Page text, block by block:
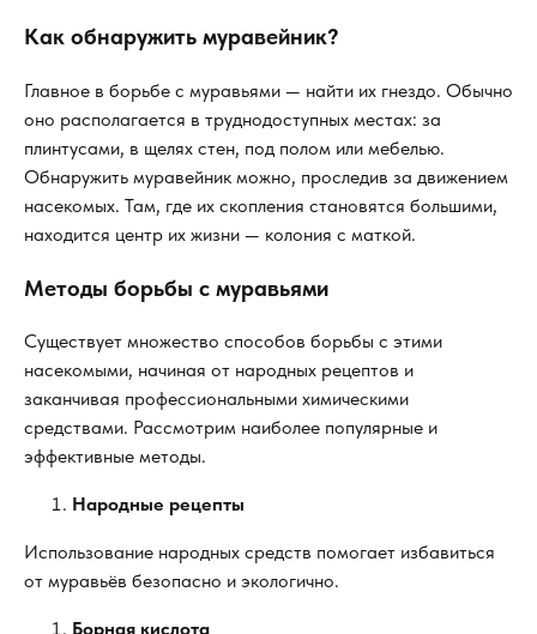
Как обнаружить муравейник?
Главное в борьбе с муравьями — найти их гнездо. Обычно
оно располагается в труднодоступных местах: за
плинтусами, в щелях стен, под полом или мебелью.
Обнаружить муравейник можно, проследив за движением
насекомых. Там, где их скопления становятся большими,
находится центр их жизни — колония с маткой.
Методы борьбы с муравьями
Существует множество способов борьбы с этими
насекомыми, начиная от народных рецептов и
заканчивая профессиональными химическими
средствами. Рассмотрим наиболее популярные и
эффективные методы.
Народные рецепты
Использование народных средств помогает избавиться
от муравьёв безопасно и экологично.
Борная кислота